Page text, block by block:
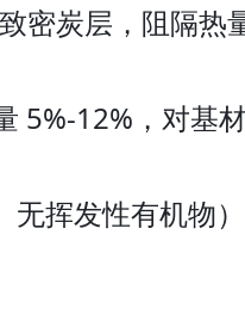
密炭层，阻隔
12%，对基
挥发性有机物